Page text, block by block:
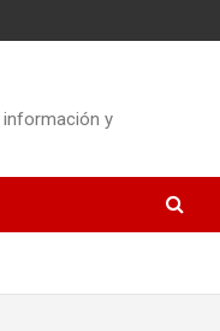
información y